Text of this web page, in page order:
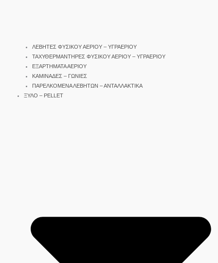
ΛΕΒΗΤΕΣ ΦΥΣΙΚΟΥ ΑΕΡΙΟΥ – ΥΓΡΑΕΡΙΟΥ
ΤΑΧΥΘΕΡΜΑΝΤΗΡΕΣ ΦΥΣΙΚΟΥ ΑΕΡΙΟΥ – ΥΓΡΑΕΡΙΟΥ
ΕΞΑΡΤΗΜΑΤΑ ΑΕΡΙΟΥ
ΚΑΜΙΝΑΔΕΣ – ΓΩΝΙΕΣ
ΠΑΡΕΛΚΟΜΕΝΑ ΛΕΒΗΤΩΝ – ΑΝΤΑΛΛΑΚΤΙΚΑ
ΞΥΛΟ – PELLET